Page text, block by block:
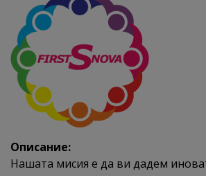
Описание:
Нашата мисия е да ви дадем